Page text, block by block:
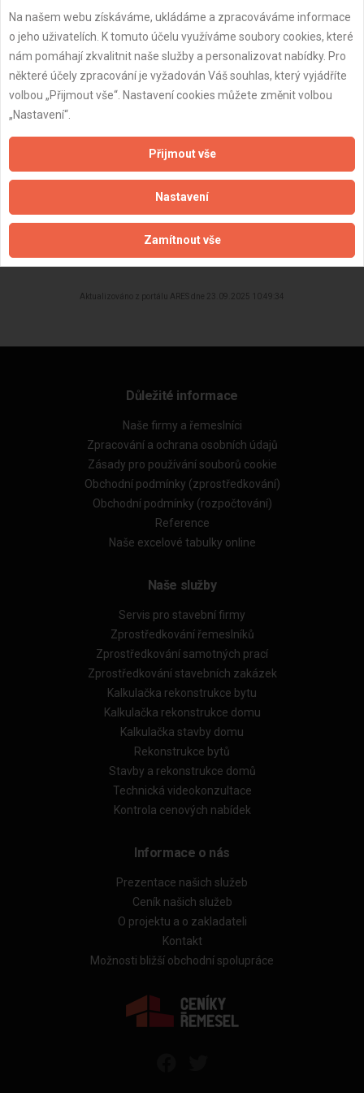
Datum registrace: 23.9.2025
Dostupnost:
Aktualizováno z portálu ARES dne 23.09.2025 10:49:34
Důležité informace
Naše firmy a řemeslníci
Zpracování a ochrana osobních údajů
Zásady pro používání souborů cookie
Obchodní podmínky (zprostředkování)
Obchodní podmínky (rozpočtování)
Reference
Naše excelové tabulky online
Naše služby
Servis pro stavební firmy
Zprostředkování řemeslníků
Zprostředkování samotných prací
Zprostředkování stavebních zakázek
Kalkulačka rekonstrukce bytu
Kalkulačka rekonstrukce domu
Kalkulačka stavby domu
Rekonstrukce bytů
Stavby a rekonstrukce domů
Technická videokonzultace
Kontrola cenových nabídek
Informace o nás
Prezentace našich služeb
Ceník našich služeb
O projektu a o zakladateli
Kontakt
Možnosti bližší obchodní spolupráce
Na našem webu získáváme, ukládáme a zpracováváme informace
o jeho uživatelích. K tomuto účelu využíváme soubory cookies, které
nám pomáhají zkvalitnit naše služby a personalizovat nabídky. Pro
některé účely zpracování je vyžadován Váš souhlas, který vyjádříte
volbou „Přijmout vše“. Nastavení cookies můžete změnit volbou
„Nastavení“.
Přijmout vše
Nastavení
Zamítnout vše